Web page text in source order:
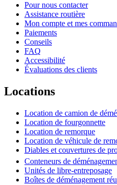
Pour nous contacter
Assistance routière
Mon compte et mes
Paiements
Conseils
FAQ
Accessibilité
Évaluations des clients
Locations
Location de camion de
Location de fourgonnette
Location de remorque
Location de véhicule de
Diables et couvertures de
Conteneurs de
Unités de libre-entreposage
Boîtes de déménagement